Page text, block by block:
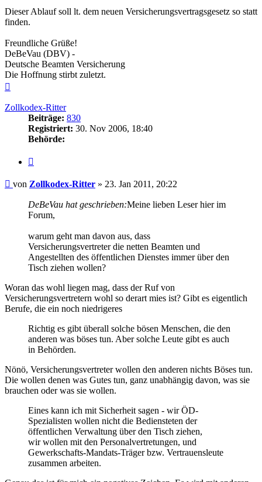
Dieser Ablauf soll lt. dem neuen Versicherungsvertragsgesetz so statt
finden.
Freundliche Grüße!
DeBeVau (DBV) -
Deutsche Beamten Versicherung
Die Hoffnung stirbt zuletzt.
Zollkodex-Ritter
Beiträge: 830
Registriert: 30. Nov 2006, 18:40
Behörde:
Beitrag
von Zollkodex-Ritter » 23. Jan 2011, 20:22
DeBeVau hat geschrieben:Meine lieben Leser hier im
Forum,
warum geht man davon aus, dass
Versicherungsvertreter die netten Beamten und
Angestellten des öffentlichen Dienstes immer über den
Tisch ziehen wollen?
Woran das wohl liegen mag, dass der Ruf von
Versicherungsvertretern wohl so derart mies ist? Gibt es eigentlich
Berufe, die ein noch niedrigeres
Richtig es gibt überall solche bösen Menschen, die den
anderen was böses tun. Aber solche Leute gibt es auch
in Behörden.
Nönö, Versicherungsvertreter wollen den anderen nichts Böses tun.
Die wollen denen was Gutes tun, ganz unabhängig davon, was sie
brauchen oder was sie wollen.
Eines kann ich mit Sicherheit sagen - wir ÖD-
Spezialisten wollen nicht die Bediensteten der
öffentlichen Verwaltung über den Tisch ziehen,
wir wollen mit den Personalvertretungen, und
Gewerkschafts-Mandats-Träger bzw. Vertrauensleute
zusammen arbeiten.